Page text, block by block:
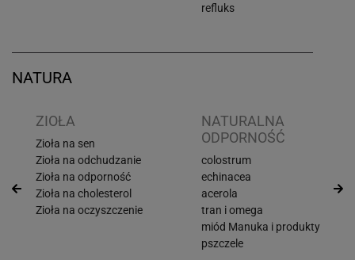
refluks
NATURA
ZIOŁA
Zioła na sen
Zioła na odchudzanie
Zioła na odporność
Zioła na cholesterol
Zioła na oczyszczenie
NATURALNA
ODPORNOŚĆ
colostrum
echinacea
acerola
tran i omega
miód Manuka i produkty
pszczele